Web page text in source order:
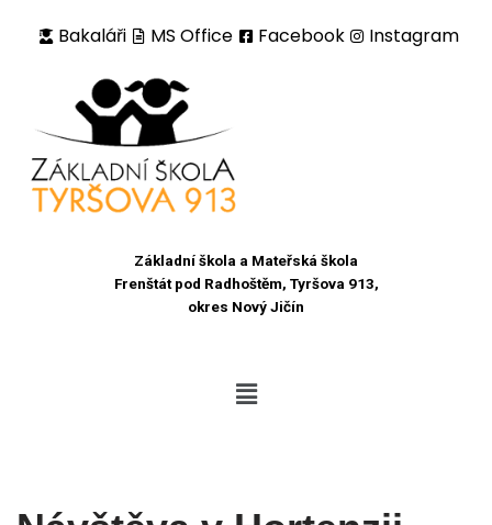
Bakaláři MS Office Facebook Instagram
Základní škola a Mateřská škola
Frenštát pod Radhoštěm, Tyršova 913,
okres Nový Jičín